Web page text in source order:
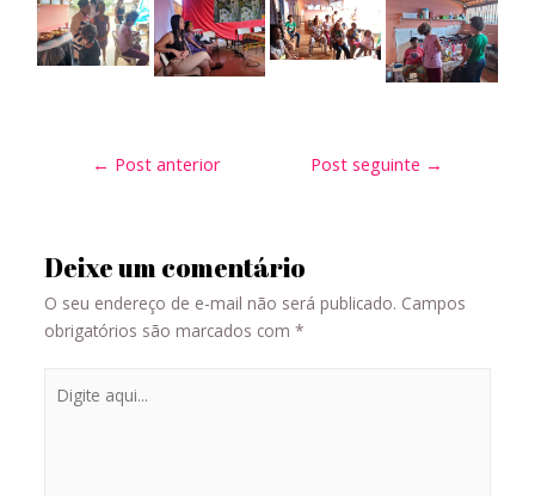
← Post anterior Post seguinte →
Deixe um comentário
O seu endereço de e-mail não será publicado. Campos
obrigatórios são marcados com *